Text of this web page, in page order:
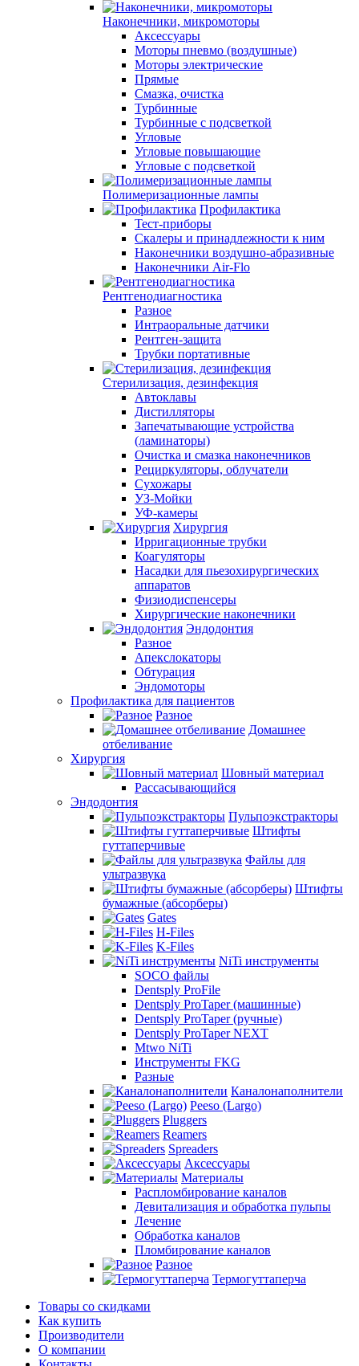
Наконечники, микромоторы
Аксессуары
Моторы пневмо (воздушные)
Моторы электрические
Прямые
Смазка, очистка
Турбинные
Турбинные с подсветкой
Угловые
Угловые повышающие
Угловые с подсветкой
Полимеризационные лампы
Профилактика
Тест-приборы
Скалеры и принадлежности к ним
Наконечники воздушно-абразивные
Наконечники Air-Flo
Рентгенодиагностика
Разное
Интраоральные датчики
Рентген-защита
Трубки портативные
Стерилизация, дезинфекция
Автоклавы
Дистилляторы
Запечатывающие устройства
(ламинаторы)
Очистка и смазка наконечников
Рециркуляторы, облучатели
Сухожары
УЗ-Мойки
УФ-камеры
Хирургия
Ирригационные трубки
Коагуляторы
Насадки для пьезохирургических
аппаратов
Физиодиспенсеры
Хирургические наконечники
Эндодонтия
Разное
Апекслокаторы
Обтурация
Эндомоторы
Профилактика для пациентов
Разное
Домашнее
отбеливание
Хирургия
Шовный материал
Рассасывающийся
Эндодонтия
Пульпоэкстракторы
Штифты
гуттаперчивые
Файлы для
ультразвука
Штифты
бумажные (абсорберы)
Gates
H-Files
K-Files
NiTi инструменты
SOCO файлы
Dentsply ProFile
Dentsply ProTaper (машинные)
Dentsply ProTaper (ручные)
Dentsply ProTaper NEXT
Mtwo NiTi
Инструменты FKG
Разные
Каналонаполнители
Peeso (Largo)
Pluggers
Reamers
Spreaders
Аксессуары
Материалы
Распломбирование каналов
Девитализация и обработка пульпы
Лечение
Обработка каналов
Пломбирование каналов
Разное
Термогуттаперча
Товары со скидками
Как купить
Производители
О компании